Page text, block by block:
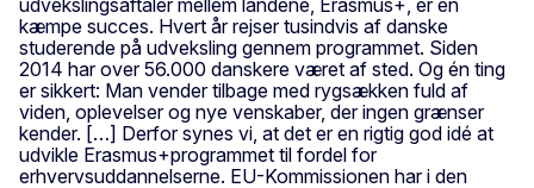
kæmpe succes. Hvert år rejser tusindvis af danske
studerende på udveksling gennem programmet. Siden
2014 har over 56.000 danskere været af sted. Og én ting
er sikkert: Man vender tilbage med rygsækken fuld af
viden, oplevelser og nye venskaber, der ingen grænser
kender. […] Derfor synes vi, at det er en rigtig god idé at
udvikle Erasmus+programmet til fordel for
erhvervsuddannelserne. EU-Kommissionen har i den